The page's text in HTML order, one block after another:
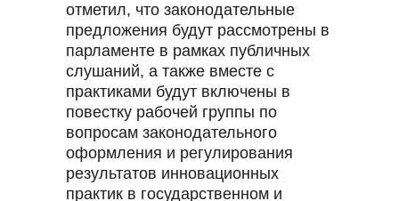
отметил, что законодательные
предложения будут рассмотрены в
парламенте в рамках публичных
слушаний, а также вместе с
практиками будут включены в
повестку рабочей группы по
вопросам законодательного
оформления и регулирования
результатов инновационных
практик в государственном и